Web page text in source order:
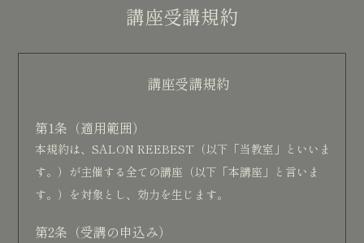
講座受講規約
講座受講規約
第1条（適用範囲）
本規約は、SALON REEBEST（以下「当教室」といいま
す。）が主催する全ての講座（以下「本講座」と言いま
す。）を対象とし、効力を生じます。
第2条（受講の申込み）